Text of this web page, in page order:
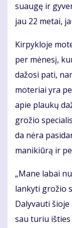
su­au­gę ir
jau 22 me­tai,
Kir­pyk­lo­je
per mė­ne­sį,
da­žo­si pa­ti,
mo­te­riai yra
apie plau­kų
gro­žio
da nė­ra
ma­ni­kiū­rą ir
„Ma­ne la­bai
lan­ky­ti gro­žio
Da­ly­vau­ti
sau tu­riu